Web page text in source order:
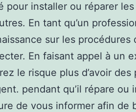
pour installer ou réparer
En tant qu’un
sur les
En faisant appel à un
le risque plus d’avoir
pendant qu’il répare
de vous informer afin de